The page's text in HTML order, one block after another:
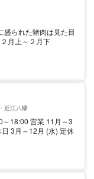
盛られた猪肉は見た目
月上～２月下
近江八幡
18:00 営業 11月～3
3月～12月 (水) 定休